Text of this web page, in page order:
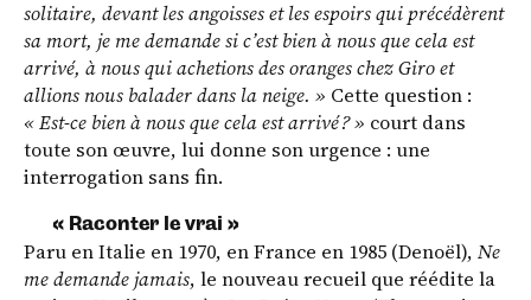
solitaire, devant les angoisses et les espoirs qui pré­cédèrent
sa mort, je me demande si c’est bien à nous que cela est
arrivé, à nous qui achetions des oranges chez Giro et
allions nous balader dans la neige. » Cette question :
« Est-ce bien à nous que cela est arrivé ? » court dans
toute son œuvre, lui donne son urgence : une
interrogation sans fin.
« Raconter le vrai »
Paru en Italie en 1970, en France en 1985 (Denoël), Ne
me demande jamais, le nouveau recueil que réédite la